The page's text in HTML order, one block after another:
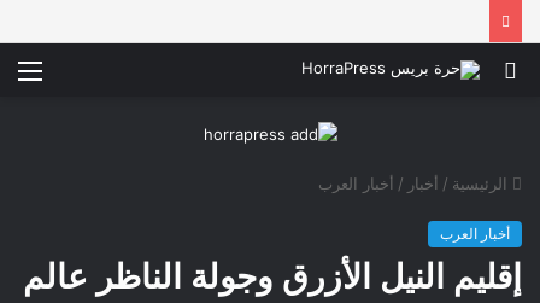
بحث
الرئيسية / أخبار / أخبار العرب
أخبار العرب
إقليم النيل الأزرق وجولة الناظر عالم